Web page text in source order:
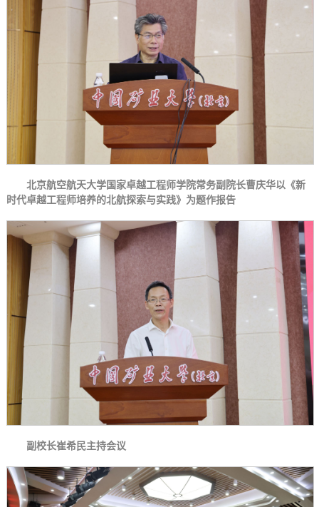
北京航空航天大学国家卓越工程师学院常务副院长曹庆华以《新
时代卓越工程师培养的北航探索与实践》为题作报告
副校长崔希民主持会议